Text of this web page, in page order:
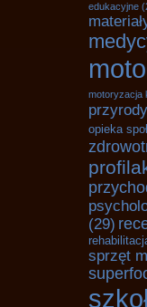
edukacyjne
motoryzacja
przyrody
opieka
(29)
sprzęt